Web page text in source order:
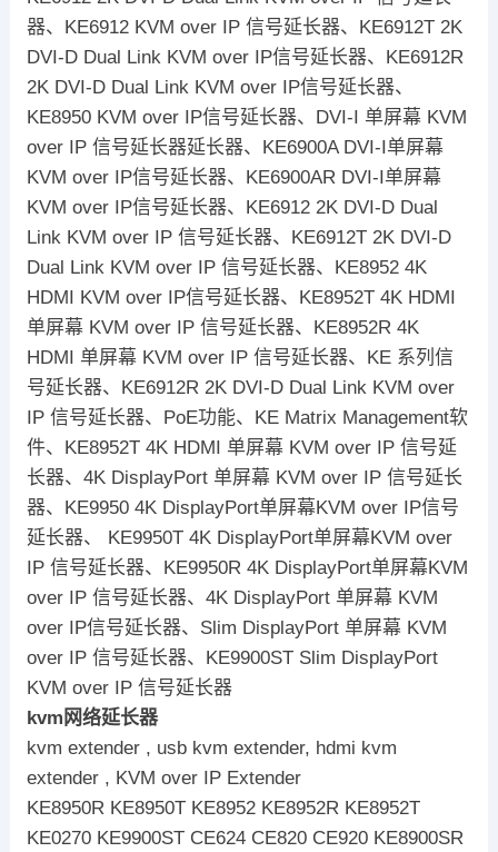
器、KE6912 KVM over IP 信号延长器、KE6912T 2K
DVI-D Dual Link KVM over IP信号延长器、KE6912R
2K DVI-D Dual Link KVM over IP信号延长器、
KE8950 KVM over IP信号延长器、DVI-I 单屏幕 KVM
over IP 信号延长器延长器、KE6900A DVI-I单屏幕
KVM over IP信号延长器、KE6900AR DVI-I单屏幕
KVM over IP信号延长器、KE6912 2K DVI-D Dual
Link KVM over IP 信号延长器、KE6912T 2K DVI-D
Dual Link KVM over IP 信号延长器、KE8952 4K
HDMI KVM over IP信号延长器、KE8952T 4K HDMI
单屏幕 KVM over IP 信号延长器、KE8952R 4K
HDMI 单屏幕 KVM over IP 信号延长器、KE 系列信
号延长器、KE6912R 2K DVI-D Dual Link KVM over
IP 信号延长器、PoE功能、KE Matrix Management软
件、KE8952T 4K HDMI 单屏幕 KVM over IP 信号延
长器、4K DisplayPort 单屏幕 KVM over IP 信号延长
器、KE9950 4K DisplayPort单屏幕KVM over IP信号
延长器、 KE9950T 4K DisplayPort单屏幕KVM over
IP 信号延长器、KE9950R 4K DisplayPort单屏幕KVM
over IP 信号延长器、4K DisplayPort 单屏幕 KVM
over IP信号延长器、Slim DisplayPort 单屏幕 KVM
over IP 信号延长器、KE9900ST Slim DisplayPort
KVM over IP 信号延长器
kvm网络延长器
kvm extender , usb kvm extender, hdmi kvm
extender , KVM over IP Extender
KE8950R KE8950T KE8952 KE8952R KE8952T
KE0270 KE9900ST CE624 CE820 CE920 KE8900SR